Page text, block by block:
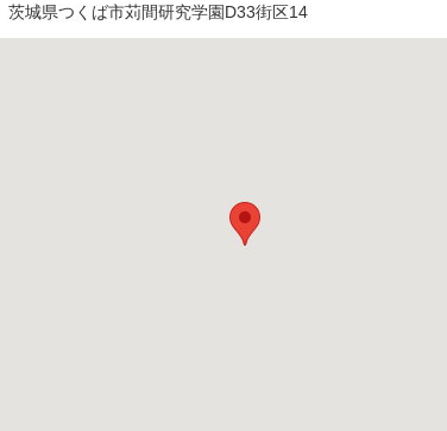
茨城県つくば市苅間研究学園D33街区14